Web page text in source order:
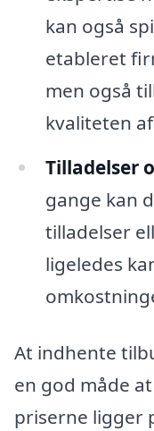
kan også
etableret
men også
kvaliteten
Tilladelser
gange kan
tilladelser
ligeledes
At indhente
en god måde
priserne ligger